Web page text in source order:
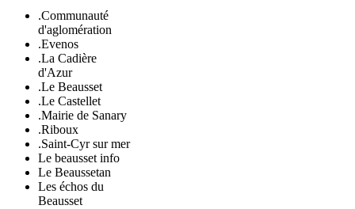
.Communauté
d'aglomération
.Evenos
.La Cadière
d'Azur
.Le Beausset
.Le Castellet
.Mairie de Sanary
.Riboux
.Saint-Cyr sur mer
Le beausset info
Le Beaussetan
Les échos du
Beausset